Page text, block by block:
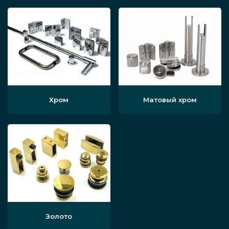
Производим функциональные кубы,
стеллажи, витрины, роллеты, козырьки
и навесы, светопроницаемые
стеклянные части крыши, фасады
матированного, окрашенного стекла,
экраны и стены с различными
эффектами, способные преобразить
любое пространство. Элементы могут
изготавливаться в виде кубиков,
кирпичиков, плоских, рельефных
стеклянных панелей. При
необходимости мы выполним
Хром Матовый хром
Золото